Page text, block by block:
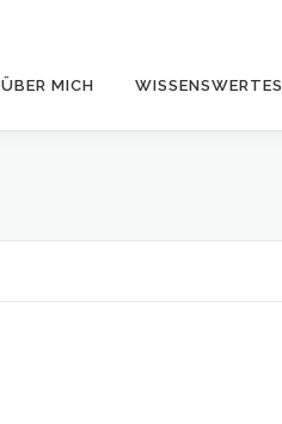
ÜBER MICH WISSENSWERTES